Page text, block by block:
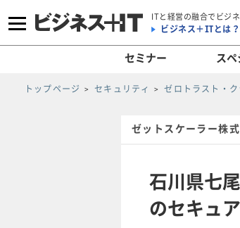
ITと経営の融合でビジ
ビジネス＋ITとは？
セミナー ス
トップページ セキュリティ ゼロトラスト・
ゼットスケーラー株
石川県七
のセキュ